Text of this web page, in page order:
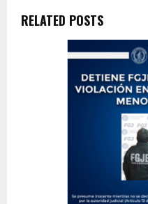
RELATED POSTS